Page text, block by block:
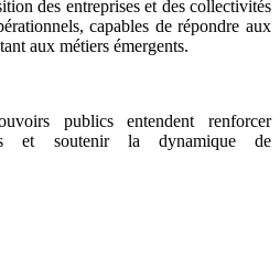
des entreprises et des collectivités
capables de répondre aux
aux métiers émergents.
publics entendent renforcer
et soutenir la dynamique de